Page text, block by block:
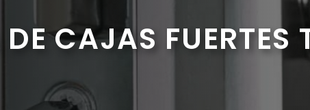
CAJAS FUERTES